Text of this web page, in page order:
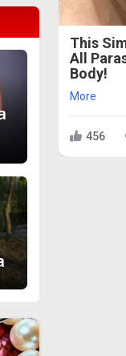
This
All
Body!
More
456